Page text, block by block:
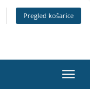
Pregled košarice